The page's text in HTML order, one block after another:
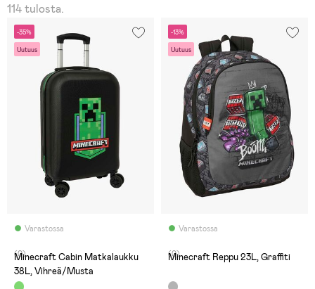
114 tulosta.
-35%
Uutuus
Varastossa
(0)
Minecraft Cabin Matkalaukku
38L, Vihreä/Musta
-13%
Uutuus
Varastossa
(0)
Minecraft Reppu 23L, Graffiti